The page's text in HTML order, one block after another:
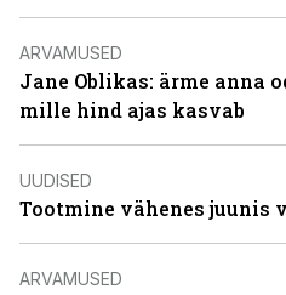
ARVAMUSED
Jane Oblikas: ärme anna
mille hind ajas kasvab
UUDISED
Tootmine vähenes juunis
ARVAMUSED